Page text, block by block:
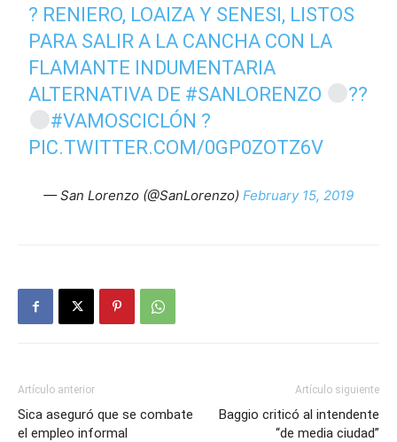
? RENIERO, LOAIZA Y SENESI, LISTOS
PARA SALIR A LA CANCHA CON LA
FLAMANTE INDUMENTARIA
ALTERNATIVA DE #SANLORENZO
??
#VAMOSCICLÓN ?
PIC.TWITTER.COM/0GP0ZOTZ6V
— San Lorenzo (@SanLorenzo) February 15, 2019
Artículo anterior
Sica aseguró que se combate
el empleo informal
Artículo siguiente
Baggio criticó al intendente
“de media ciudad”